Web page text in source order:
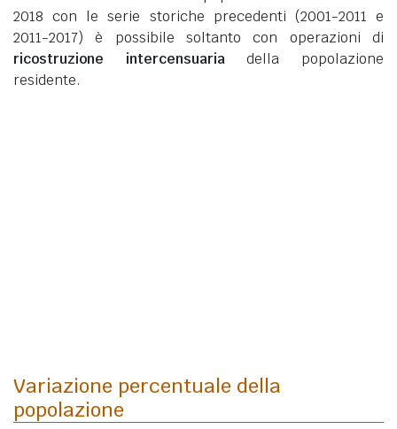
2018 con le serie storiche precedenti (2001-2011 e
2011-2017) è possibile soltanto con operazioni di
ricostruzione intercensuariadella popolazione
residente.
Variazione percentuale della
popolazione